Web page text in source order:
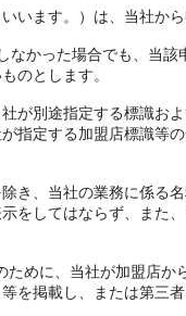
います。）は、当社か
なかった場合でも、当
のとします。
が別途指定する標識お
指定する加盟店標識等
き、当社の業務に係る
をしてはならず、また
ために、当社が加盟店
を掲載し、または第三